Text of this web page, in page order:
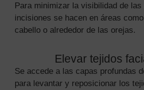
Para minimizar la visibilidad de
incisiones se hacen en áreas
cabello o alrededor de las orejas.
Elevar tejidos
Se accede a las capas profundas
para levantar y reposicionar los